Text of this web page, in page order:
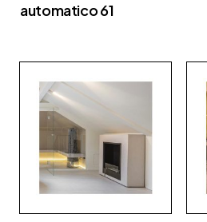
automatico 61